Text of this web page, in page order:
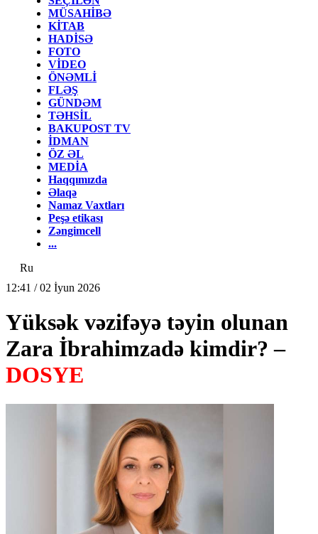
MÜSAHİBƏ
KİTAB
HADİSƏ
FOTO
VİDEO
ÖNƏMLİ
FLƏŞ
GÜNDƏM
TƏHSİL
BAKUPOST TV
İDMAN
ÖZ ƏL
MEDİA
Haqqımızda
Əlaqə
Namaz Vaxtları
Peşə etikası
Zəngimcell
...
Ru
12:41 / 02 İyun 2026
Yüksək vəzifəyə təyin olunan
Zara İbrahimzadə kimdir? –
DOSYE